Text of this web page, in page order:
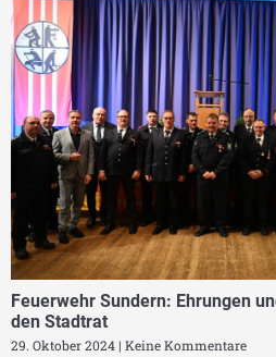
Feuerwehr Sundern: Ehrungen
den Stadtrat
29. Oktober 2024 Keine Kommentare